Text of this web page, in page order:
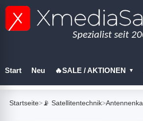
Start Neu 🔥SALE / AKTIONEN
🔧 Werkzeug
Startseite>📡 Satellitentechnik>